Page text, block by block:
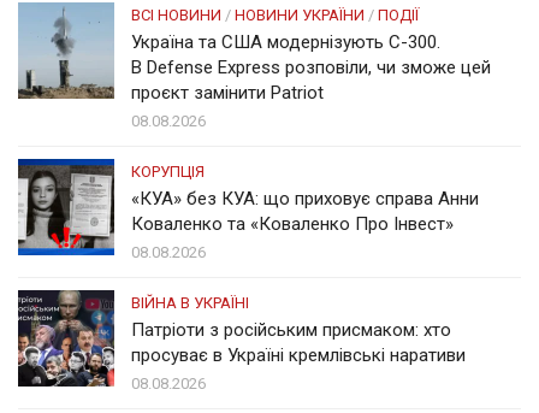
ВСІ НОВИНИ / НОВИНИ УКРАЇНИ / ПОДІЇ
Україна та США модернізують С-300.
В Defense Express розповіли, чи зможе цей
проєкт замінити Patriot
08.08.2026
КОРУПЦІЯ
«КУА» без КУА: що приховує справа Анни
Коваленко та «Коваленко Про Інвест»
08.08.2026
ВІЙНА В УКРАЇНІ
Патріоти з російським присмаком: хто
просуває в Україні кремлівські наративи
08.08.2026